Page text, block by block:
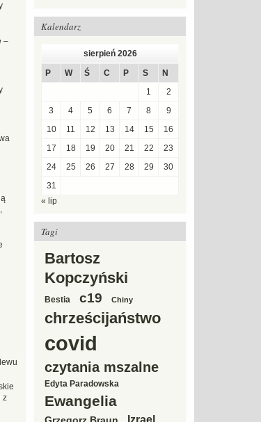
Kalendarz
sierpień 2026
P
W Ś C P S
N
1
2
3
4 5 6 7 8
9
10
11 12 13 14 15
16
17
18 19 20 21 22
23
24
25 26 27 28 29
30
31
« lip
Tagi
Bartosz
Kopczyński
Bestia c19 Chiny
chrześcijaństwo
covid
czytania mszalne
Edyta Paradowska
Ewangelia
Izrael
–
z